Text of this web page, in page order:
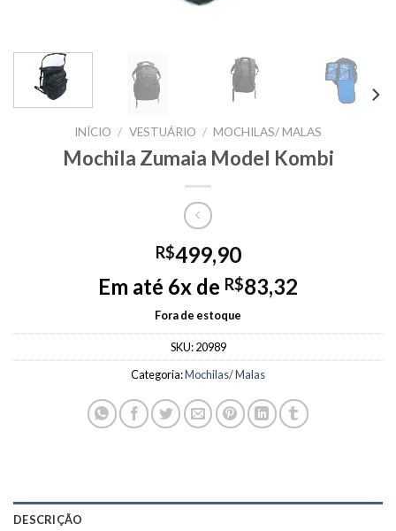
INÍCIO / VESTUÁRIO / MOCHILAS/ MALAS
Mochila Zumaia Model Kombi
R$499,90
Em até 6x de R$83,32
Fora de estoque
SKU:20989
Categoria:Mochilas/ Malas
DESCRIÇÃO